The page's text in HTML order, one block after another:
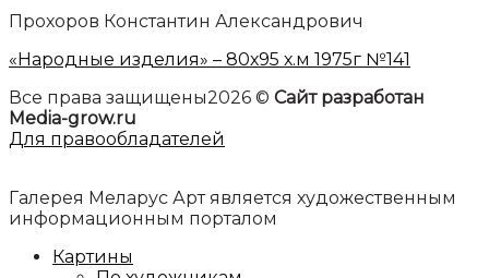
Прохоров Константин Александрович
«Народные изделия» – 80х95 х.м 1975г №141
Все права защищены2026 © Сайт разработан
Media-grow.ru
Для правообладателей
Галерея Меларус Арт является художественным
информационным порталом
Картины